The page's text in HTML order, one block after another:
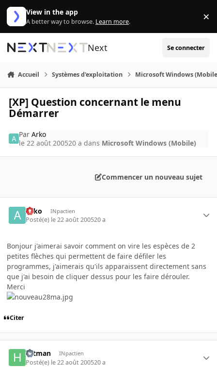
Aller au contenu
View in the app
A better way to browse. Learn more. ×
Next Se connecter
Accueil Systèmes d'exploitation Microsoft Windows
[XP] Question concernant le menu
Démarrer
ParArko
le 22 août 200520 a dans Microsoft Windows (Mobile)
Commencer un nouveau sujet
Arko INpactien
Posté(e) le 22 août 200520 a
Bonjour j'aimerai savoir comment on vire les espèces de 2
petites flèches qui permettent de faire défiler les
programmes, j'aimerais qu'ils apparaissent directement sans
que j'ai besoin de cliquer dessus pour les faire dérouler.
Merci
Citer
Hitman INpactien
Posté(e) le 22 août 200520 a